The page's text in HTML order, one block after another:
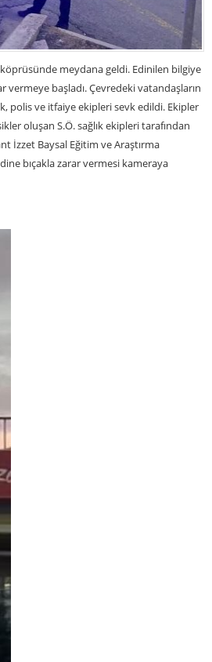
meydana geldi. Edinilen bilgiye
vermeye başladı. Çevredeki vatandaşların
polis ve itfaiye ekipleri sevk edildi. Ekipler
oluşan S.Ö. sağlık ekipleri tarafından
İzzet Baysal Eğitim ve Araştırma
bıçakla zarar vermesi kameraya